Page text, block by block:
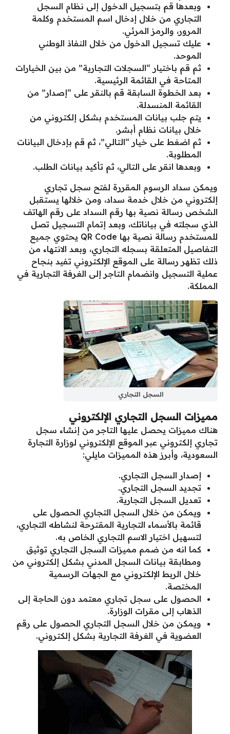
وبعدها قم بتسجيل الدخول إلى نظام السجل
التجاري من خلال إدخال اسم المستخدم وكلمة
المرور، والرمز المرئي.
عليك تسجيل الدخول من خلال النفاذ الوطني
الموحد.
ثم قم باختيار “السجلات التجارية” من بين الخيارات
المتاحة في القائمة الرئيسية.
بعد الخطوة السابقة قم بالنقر على “إصدار” من
القائمة المنسدلة.
يتم جلب بيانات المستخدم بشكل إلكتروني من
خلال بيانات نظام أبشر.
ثم اضغط على خيار “التالي”، ثم قم بإدخال البيانات
المطلوبة.
وبعدها انقر على التالي، ثم تأكيد بيانات الطلب.
ويمكن سداد الرسوم المقررة لفتح سجل تجاري
إلكتروني من خلال خدمة سداد، ومن خلالها يستقبل
الشخص رسالة نصية بها رقم السداد على رقم الهاتف
الذي سجلته في بياناتك، وبعد إتمام التسجيل تصل
للمستخدم رسالة نصية بها QR Code يحتوي جميع
التفاصيل المتعلقة بسجله التجاري، وبعد الانتهاء من
ذلك تظهر رسالة على الموقع الإلكتروني تفيد بنجاح
عملية التسجيل وانضمام التاجر إلى الغرفة التجارية في
المملكة.
السجل التجاري
مميزات السجل التجاري الإلكتروني
هناك مميزات يحصل عليها التاجر من إنشاء سجل
تجاري إلكتروني عبر الموقع الإلكتروني لوزارة التجارة
السعودية، وأبرز هذه المميزات مايلي:
إصدار السجل التجاري.
تجديد السجل التجاري.
تعديل السجل التجارية.
ويمكن من خلال السجل التجاري الحصول على
قائمة بالأسماء التجارية المقترحة لنشاطه التجاري،
لتسهيل اختيار الاسم التجاري الخاص به.
كما انه من ضمم مميزات السجل التجاري توثيق
ومطابقة بيانات السجل المدني بشكل إلكتروني من
خلال الربط الإلكتروني مع الجهات الرسمية
المختصة.
الحصول على سجل تجاري معتمد دون الحاجة إلى
الذهاب إلى مقرات الوزارة.
ويمكن من خلال السجل التجاري الحصول على رقم
العضوية في الغرفة التجارية بشكل إلكتروني.